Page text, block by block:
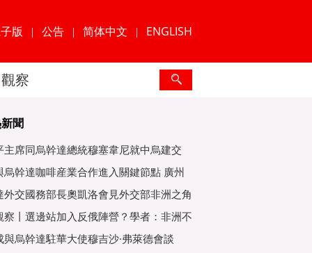
版 | 公告 | 简体中文 | ENGLISH
觀察
聞
主席同烏幹達總統穆塞韋尼就中烏建交
互緻
烏幹達咖啡産業合作進入關鍵節點 廣州
重
外交國務部長奧凱洛會見外交部非洲之角
使
察丨選邊站加入反俄陣營？學者：非洲不
與烏幹達駐華大使穆吉沙·弗萊德會談